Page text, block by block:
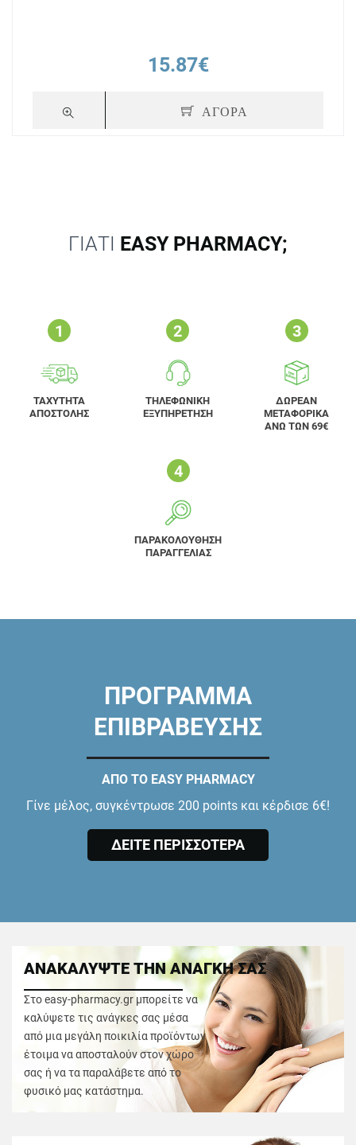
15.87€
ΑΓΟΡΑ
ΓΙΑΤΙ EASY PHARMACY;
ΤΑΧΥΤΗΤΑ
ΑΠΟΣΤΟΛΗΣ
ΤΗΛΕΦΩΝΙΚΗ
ΕΞΥΠΗΡΕΤΗΣΗ
ΔΩΡΕΑΝ
ΜΕΤΑΦΟΡΙΚΑ
ΑΝΩ ΤΩΝ 69€
ΠΑΡΑΚΟΛΟΥΘΗΣΗ
ΠΑΡΑΓΓΕΛΙΑΣ
ΠΡΟΓΡΑΜΜΑ
ΕΠΙΒΡΑΒΕΥΣΗΣ
ΑΠΟ ΤΟ EASY PHARMACY
Γίνε μέλος, συγκέντρωσε 200 points και κέρδισε 6€!
ΔΕΙΤΕ ΠΕΡΙΣΣΟΤΕΡΑ
ΑΝΑΚΑΛΥΨΤΕ ΤΗΝ ΑΝΑΓΚΗ ΣΑΣ
Στο easy-pharmacy.gr μπορείτε να
καλύψετε τις ανάγκες σας μέσα
από μια μεγάλη ποικιλία προϊόντων
έτοιμα να αποσταλούν στον χώρο
σας ή να τα παραλάβετε από το
φυσικό μας κατάστημα.